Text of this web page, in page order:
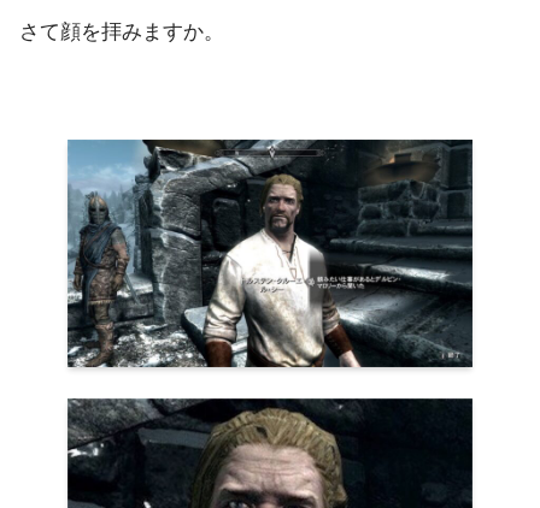
さて顔を拝みますか。